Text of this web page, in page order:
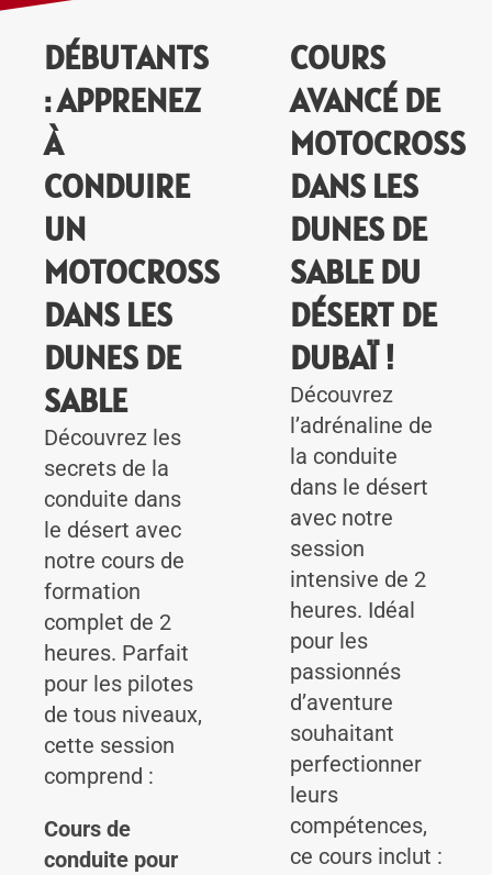
DÉBUTANTS
: APPRENEZ
À
CONDUIRE
UN
MOTOCROSS
DANS LES
DUNES DE
SABLE
Découvrez les
secrets de la
conduite dans
le désert avec
notre cours de
formation
complet de 2
heures. Parfait
pour les pilotes
de tous niveaux,
cette session
comprend :
Cours de
conduite pour
COURS
AVANCÉ DE
MOTOCROSS
DANS LES
DUNES DE
SABLE DU
DÉSERT DE
DUBAÏ !
Découvrez
l’adrénaline de
la conduite
dans le désert
avec notre
session
intensive de 2
heures. Idéal
pour les
passionnés
d’aventure
souhaitant
perfectionner
leurs
compétences,
ce cours inclut :